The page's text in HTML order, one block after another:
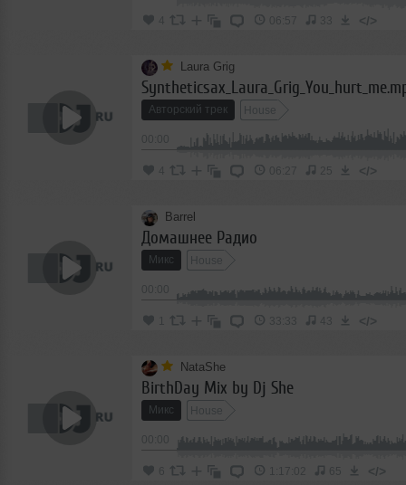
06:57 33 </>
Laura Grig
Авторский трек House
06:27 25 </>
Barrel
Домашнее Радио
Микс House
33:33 43 </>
NataShe
BirthDay Mix by Dj She
Микс House
6 1:17:02 65 </>